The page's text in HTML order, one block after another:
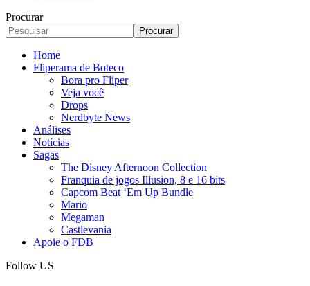
Procurar
Home
Fliperama de Boteco
Bora pro Fliper
Veja você
Drops
Nerdbyte News
Análises
Notícias
Sagas
The Disney Afternoon Collection
Franquia de jogos Illusion, 8 e 16 bits
Capcom Beat ‘Em Up Bundle
Mario
Megaman
Castlevania
Apoie o FDB
Follow US